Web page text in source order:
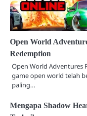
Open World
Redemption
Open World Adventures
game open world telah
paling…
Mengapa Shadow